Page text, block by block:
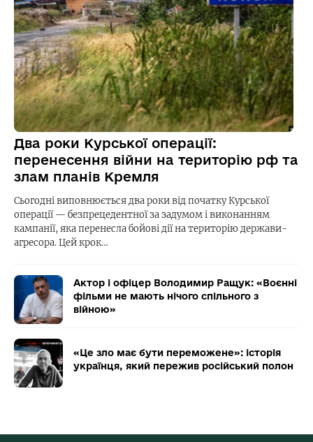
Два роки Курської операції:
перенесення війни на територію рф та
злам планів Кремля
Сьогодні виповнюється два роки від початку Курської
операції — безпрецедентної за задумом і виконанням
кампанії, яка перенесла бойові дії на територію держави-
агресора. Цей крок…
Актор і офіцер Володимир Ращук: «Воєнні
фільми не мають нічого спільного з
війною»
«Це зло має бути переможене»: історія
українця, який пережив російський полон